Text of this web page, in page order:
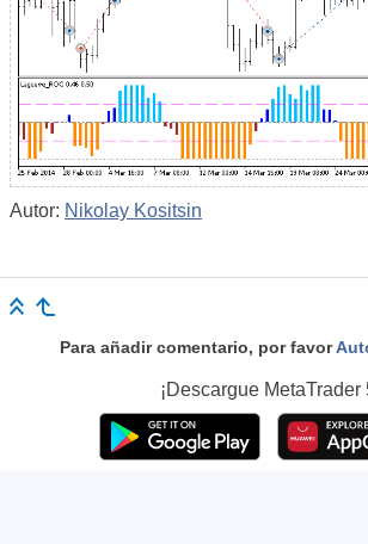
Autor: Nikolay Kositsin
Para añadir comentario, por favor
¡Descargue MetaTrader